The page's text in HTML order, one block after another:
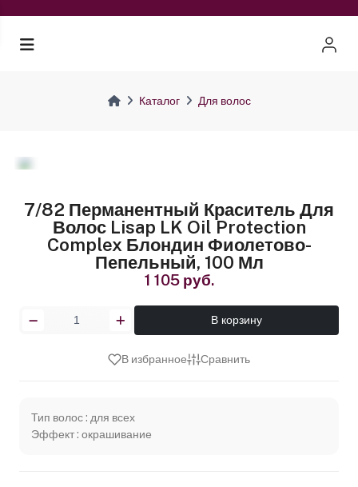
Каталог Для волос
7/82 Перманентный Краситель Для
Волос Lisap LK Oil Protection
Complex Блондин Фиолетово-
Пепельный, 100 Мл
1 105 руб.
В корзину
В избранное Сравнить
Тип волос : для всех
Эффект : окрашивание